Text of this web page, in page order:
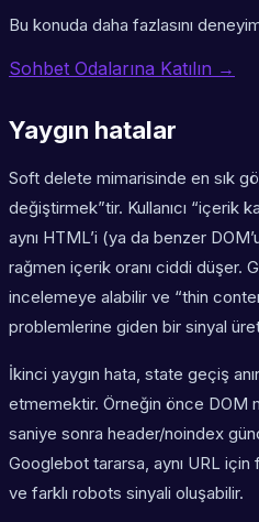
Bu konuda daha fazlasını
Sohbet Odalarına Katılın →
Yaygın hatalar
Soft delete mimarisinde en sık
değiştirmek”tir. Kullanıcı “içerik
aynı HTML’i (ya da benzer
rağmen içerik oranı ciddi düşer.
incelemeye alabilir ve “thin
problemlerine giden bir sinyal
İkinci yaygın hata, state geçiş
etmemektir. Örneğin önce DOM
saniye sonra header/noindex
Googlebot tararsa, aynı URL için
ve farklı robots sinyali oluşabilir.